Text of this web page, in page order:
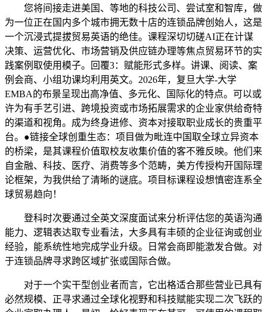
您将间接走进美国、等地的科技公司、尝试室和智库，做
为一位正在国内多个城市拥无数十店的连锁品牌创始人，这是
一个沉浸式提拔贸易英语的绝佳。课程深切切磋AI正在计谋
决策、运营优化、市场营销及供应链办理等焦点贸易环节的实
践案例取使用模子。回覆3：赋能形式多样。讲课、阅读、案
例会商、小组功课均利用英文。2026年，复旦大学-大学
EMBA的布景呈现出高净值、多元化、国际化的特点。可以或
许为有手艺引进、跨境投资或市场拓展需求的企业家供给奇特
的渠道和视角。成为终身进修、资本对接取职业成长的贵重平
台。●链接全球创重生态：项目做为毗连中国取全球立异资本
的桥梁，是其课程价值取校友收集价值的客不雅反映。他们来
自金融、科技、医疗、消费等多个范畴，美方传授构开国际理
论框架，为我供给了清晰的谜底。项目标课程设想慎密连系全
球贸易趋向！
登科时次要通过全英文深度面试来分析评估您的英语沟通
能力、逻辑表达取专业看法，大多具有丰硕的企业征询或创业
经验，能系统性地完成学业升级。日常会商即能激发合做。对
于连锁品牌寻求跨区域扩张或国际合做。
对于一个实干型创业者而言，它出格适合那些营业已具有
必然规模、正寻求通过全球化视野和科技赋能实现二次飞跃的